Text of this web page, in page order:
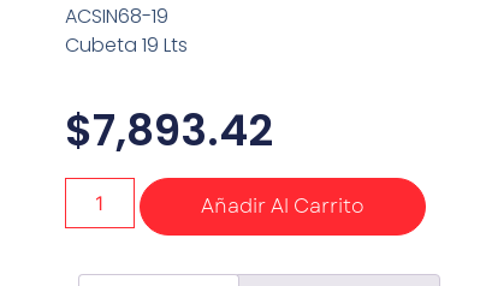
ACSIN68-19
Cubeta 19 Lts
$7,893.42
Añadir Al Carrito